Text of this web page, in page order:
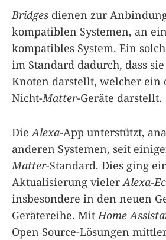
Bridges dienen zur
kompatiblen Systemen, an ein
kompatibles System. Ein
im Standard dadurch, dass
Knoten darstellt, welcher ein
Nicht-Matter-Geräte darstellt.
Die Alexa-App unterstützt,
anderen Systemen, seit
Matter-Standard. Dies ging
Aktualisierung vielerAlexa-
insbesondere in den neuen
Gerätereihe. Mit Home
Open Source-Lösungen